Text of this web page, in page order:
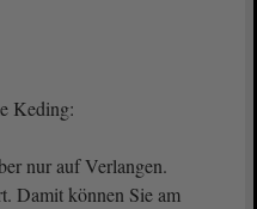
Keding:
nur auf Verlangen.
Damit können Sie am